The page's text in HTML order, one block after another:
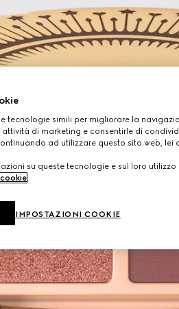
tecnologie simili per migliorare la
di marketing e consentirle di
ad utilizzare questo sito web, lei
su queste tecnologie e sul loro
IMPOSTAZIONI COOKIE